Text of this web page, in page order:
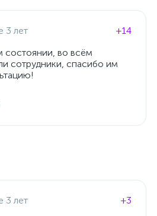
3 лет
+14
состоянии, во всём
сотрудники, спасибо им
3 лет
+3